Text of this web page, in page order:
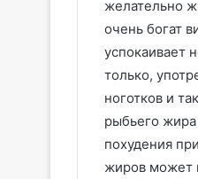
желательно
очень богат
успокаивает
только,
ноготков и
рыбьего
похудения
жиров может